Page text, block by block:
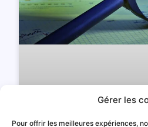
Gérer les
Pour offrir les meilleures expériences,